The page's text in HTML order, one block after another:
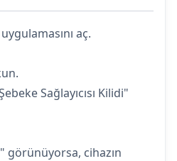
aç.
Sağlayıcısı Kilidi"
görünüyorsa, cihazın